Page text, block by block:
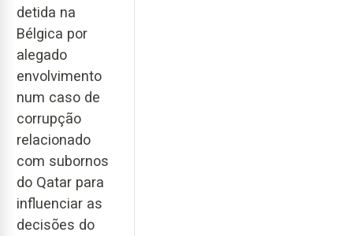
detida na
Bélgica por
alegado
envolvimento
num caso de
corrupção
relacionado
com subornos
do Qatar para
influenciar as
decisões do